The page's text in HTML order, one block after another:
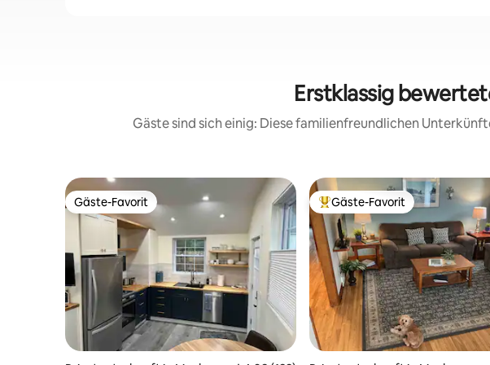
Erstklassig
Gäste sind sich einig: Diese familienfreundlichen
Gäste-Favorit
Gäste-Favorit Beliebter Gäste-Favorit.
Gäste-Favorit